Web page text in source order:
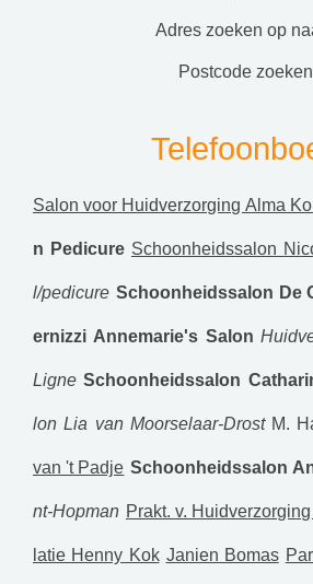
adres zoeken op
postcode zoeken
Salon voor Huidverzorging Alma
n Pedicure Schoonheidssalon
l/pedicure Schoonheidssalon De
ernizzi Annemarie's Salon
Ligne Schoonheidssalon
lon Lia van Moorselaar-Drost M.
van 't Padje Schoonheidssalon
nt-Hopman Prakt. v.
latie Henny Kok Janien Bomas